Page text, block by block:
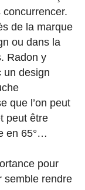
concurrencer.
de la marque
ou dans la
Radon y
un design
que l’on peut
peut être
en 65°…
pour
semble rendre